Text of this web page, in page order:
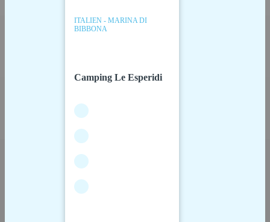
ITALIEN - MARINA DI
BIBBONA
Camping Le Esperidi